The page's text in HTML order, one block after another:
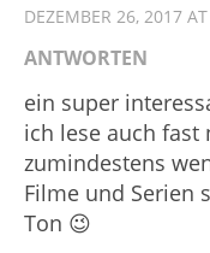
DEZEMBER 26, 2017
ANTWORTEN
ein super
ich lese auch fast
zumindestens
Filme und Serien
Ton 😉